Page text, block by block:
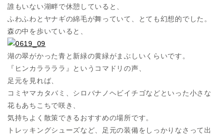
誰もいない湖畔で休憩していると、
ふわふわとヤナギの綿毛が舞っていて、とても幻想的でした。
森の中を歩いていると、
湖の翠がかった青と新緑の黄緑がまぶしいくらいです。
『ヒンカララララ』というコマドリの声、
足元を見れば、
コミヤマカタバミ、シロバナノヘビイチゴなどといった小さな
花もあちこちで咲き、
気持ちよく散策できるおすすめの場所です。
トレッキングシューズなど、足元の装備をしっかりなさって出